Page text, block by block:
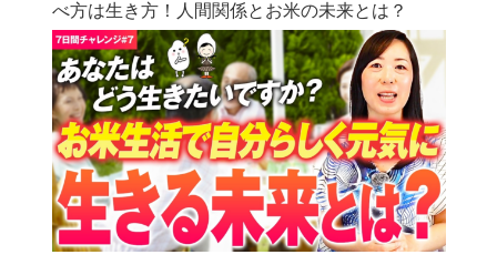
べ方は生き方！人間関係とお米の未来とは？